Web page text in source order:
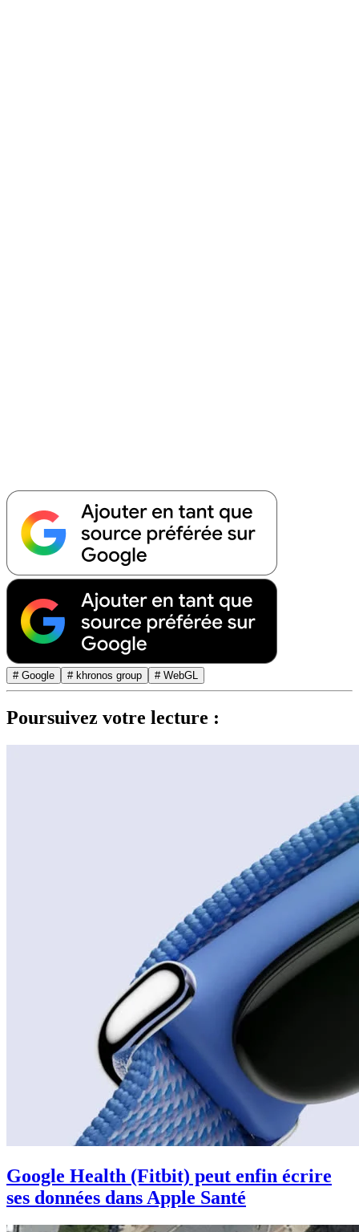
# Google # khronos group # WebGL
Poursuivez votre lecture :
Google Health (Fitbit) peut enfin écrire
ses données dans Apple Santé